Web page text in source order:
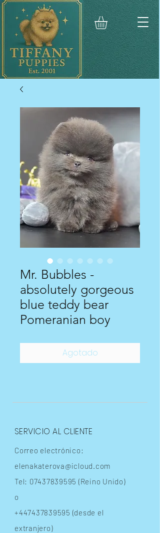
Mr. Bubbles -
absolutely gorgeous
blue teddy bear
Pomeranian boy
Agotado
SERVICIO AL CLIENTE
Correo electrónico:
elenakaterova@icloud.com
Tel: 07437839595 (Reino Unido)
o
+447437839595 (desde el
extranjero)